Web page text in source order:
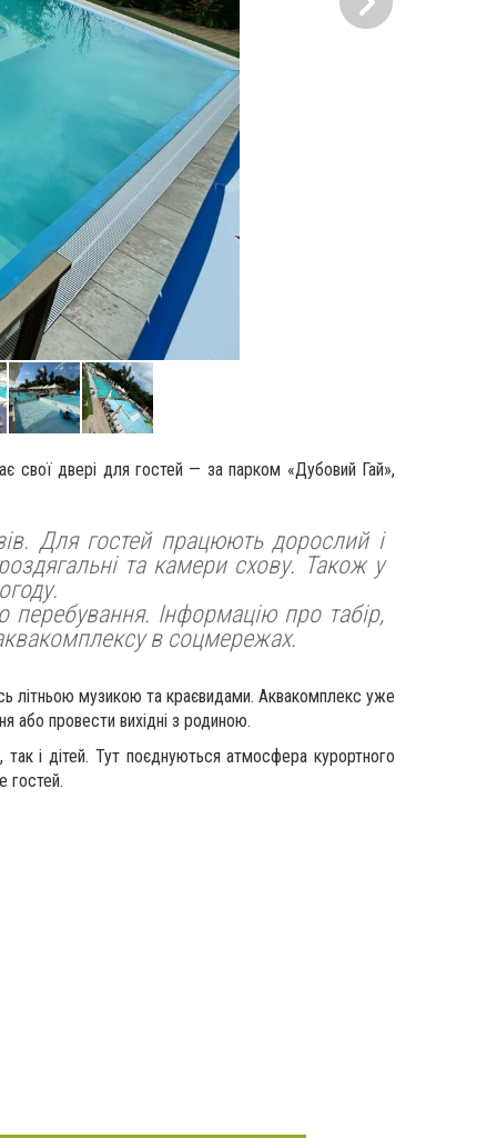
свої двері для гостей — за парком «Дубовий Гай»,
Для гостей працюють дорослий і
та камери схову. Також у
перебування. Інформацію про табір,
аквакомплексу в соцмережах.
літньою музикою та краєвидами. Аквакомплекс уже
або провести вихідні з родиною.
і дітей. Тут поєднуються атмосфера курортного
гостей.